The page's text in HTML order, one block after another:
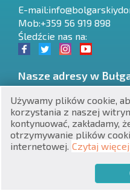
€
₽
₴
zł
E-mail:
Mob:+359 56 919 898
Śledźcie nas na:
Nasze adresy w
Stadium Quarter, 34,8230 ,
Burgas,ul. Dame Gruev 6,
Tworzenie stron
Używamy plików cookie,
korzystania z naszej
kontynuować, zakładamy,
otrzymywanie plików
internetowej. Czytaj więcej